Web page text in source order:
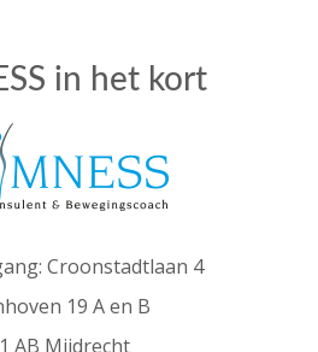
in het kort
Croonstadtlaan 4
19 A en B
AB Mijdrecht